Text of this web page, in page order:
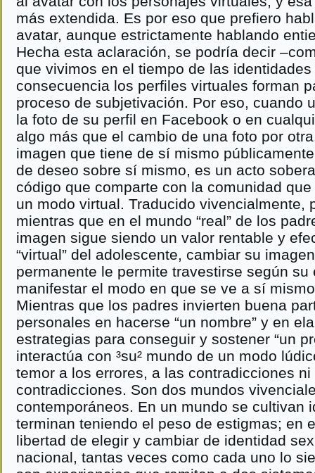
más extendida. Es por eso que prefiero
avatar, aunque estrictamente hablando
Hecha esta aclaración, se podría decir
que vivimos en el tiempo de las
consecuencia los perfiles virtuales forman
proceso de subjetivación. Por eso, cuando
la foto de su perfil en Facebook o en
algo más que el cambio de una foto por
imagen que tiene de sí mismo
de deseo sobre sí mismo, es un acto
código que comparte con la comunidad
un modo virtual. Traducido vivencialmente,
mientras que en el mundo “real” de los
imagen sigue siendo un valor rentable y
“virtual” del adolescente, cambiar su
permanente le permite travestirse según su
manifestar el modo en que se ve a sí
Mientras que los padres invierten buena
personales en hacerse “un nombre” y en
estrategias para conseguir y sostener “un
interactúa con ³su² mundo de un modo
temor a los errores, a las contradicciones
contradicciones. Son dos mundos
contemporáneos. En un mundo se cultivan
terminan teniendo el peso de estigmas; en
libertad de elegir y cambiar de identidad
nacional, tantas veces como cada uno lo